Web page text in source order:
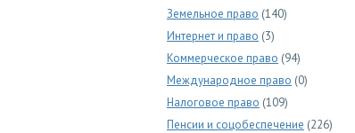
Земельное право (140)
Интернет и право (3)
Коммерческое право (94)
Международное право (0)
Налоговое право (109)
Пенсии и соцобеспечение (226)